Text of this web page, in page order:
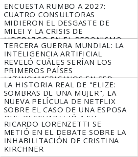
ENCUESTA RUMBO A 2027:
CUATRO CONSULTORAS
MIDIERON EL DESGASTE DE
MILEI Y LA CRISIS DE
LIDERAZGO EN EL PERONISMO
TERCERA GUERRA MUNDIAL: LA
INTELIGENCIA ARTIFICIAL
REVELÓ CUÁLES SERÍAN LOS
PRIMEROS PAÍSES
LATINOAMERICANOS EN SER
DERROTADOS
LA HISTORIA REAL DE "ELIZE:
SOMBRAS DE UNA MUJER", LA
NUEVA PELÍCULA DE NETFLIX
SOBRE EL CASO DE UNA ESPOSA
QUE DESCUARTIZÓ A SU
MARIDO
RICARDO LORENZETTI SE
METIÓ EN EL DEBATE SOBRE LA
INHABILITACIÓN DE CRISTINA
KIRCHNER